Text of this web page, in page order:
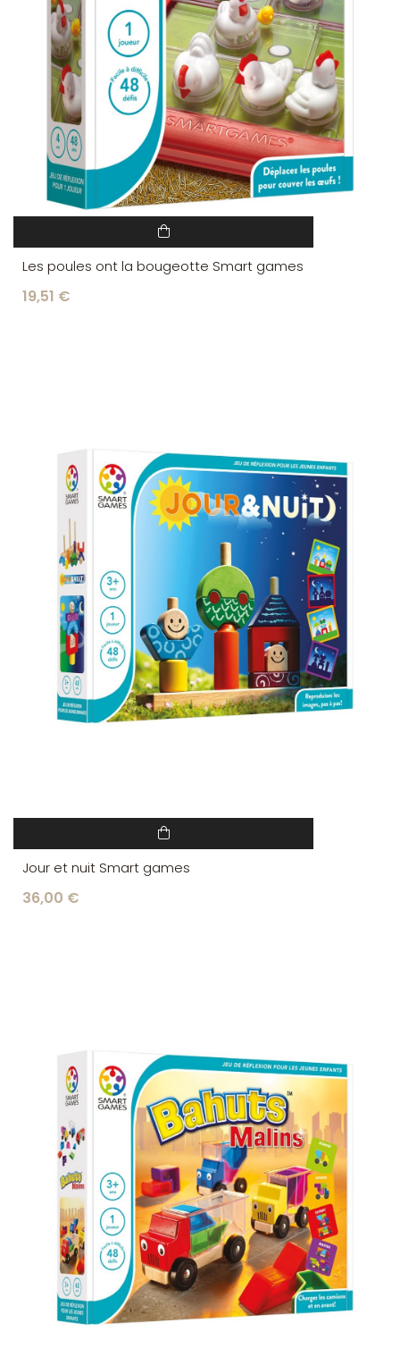
Les poules ont la bougeotte Smart games
19,51 €
Jour et nuit Smart games
36,00 €